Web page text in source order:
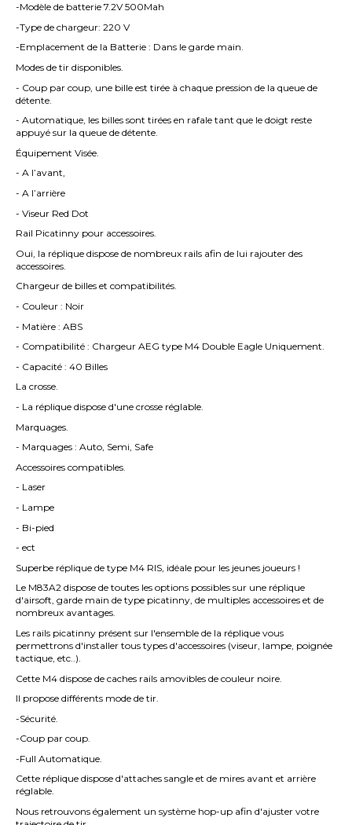
-Modèle de batterie 7.2V 500Mah
-Type de chargeur: 220 V
-Emplacement de la Batterie : Dans le garde main.
Modes de tir disponibles.
- Coup par coup, une bille est tirée à chaque pression de la queue de
détente.
- Automatique, les billes sont tirées en rafale tant que le doigt reste
appuyé sur la queue de détente.
Équipement Visée.
- A l’avant,
- A l’arrière
- Viseur Red Dot
Rail Picatinny pour accessoires.
Oui, la réplique dispose de nombreux rails afin de lui rajouter des
accessoires.
Chargeur de billes et compatibilités.
- Couleur : Noir
- Matière : ABS
- Compatibilité : Chargeur AEG type M4 Double Eagle Uniquement.
- Capacité : 40 Billes
La crosse.
- La réplique dispose d'une crosse réglable.
Marquages.
- Marquages : Auto, Semi, Safe
Accessoires compatibles.
- Laser
- Lampe
- Bi-pied
- ect
Superbe réplique de type M4 RIS, idéale pour les jeunes joueurs !
Le M83A2dispose de toutes les options possibles sur une réplique
d'airsoft, garde main de type picatinny, de multiples accessoires et de
nombreux avantages.
Les rails picatinny présent sur l'ensemble de la réplique vous
permettrons d'installer tous types d'accessoires (viseur, lampe, poignée
tactique, etc..).
Cette M4 dispose de caches rails amovibles de couleur noire.
Il propose différents mode de tir.
-Sécurité.
-Coup par coup.
-Full Automatique.
Cette réplique dispose d'attaches sangle et de mires avant et arrière
réglable.
Nous retrouvons également un système hop-up afin d'ajuster votre